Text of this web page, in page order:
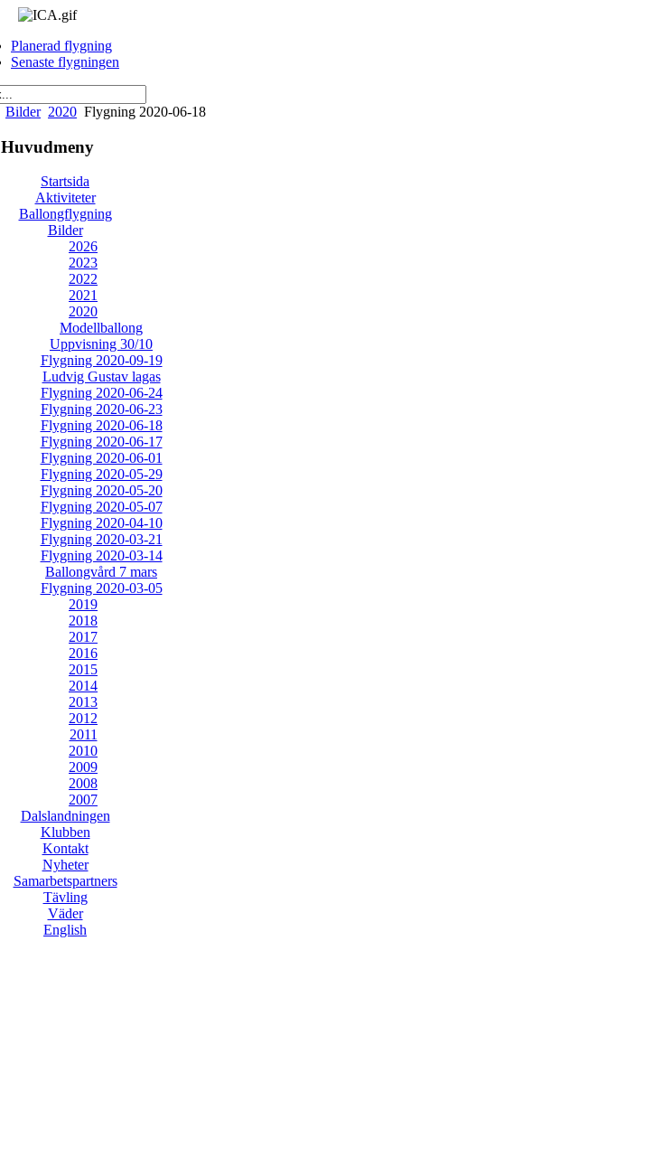
Planerad flygning
Senaste flygningen
Bilder 2020 Flygning 2020-06-18
Huvudmeny
Startsida
Aktiviteter
Ballongflygning
Bilder
2026
2023
2022
2021
2020
Modellballong
Uppvisning 30/10
Flygning 2020-09-19
Ludvig Gustav lagas
Flygning 2020-06-24
Flygning 2020-06-23
Flygning 2020-06-18
Flygning 2020-06-17
Flygning 2020-06-01
Flygning 2020-05-29
Flygning 2020-05-20
Flygning 2020-05-07
Flygning 2020-04-10
Flygning 2020-03-21
Flygning 2020-03-14
Ballongvård 7 mars
Flygning 2020-03-05
2019
2018
2017
2016
2015
2014
2013
2012
2011
2010
2009
2008
2007
Dalslandningen
Klubben
Kontakt
Nyheter
Samarbetspartners
Tävling
Väder
English